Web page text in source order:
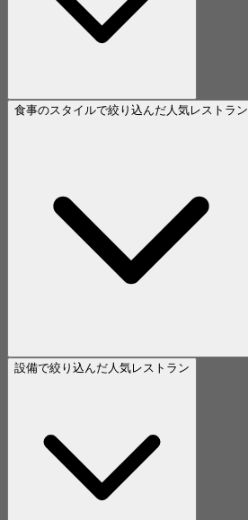
食事のスタイルで絞り込んだ人気レストラン
設備で絞り込んだ人気レストラン